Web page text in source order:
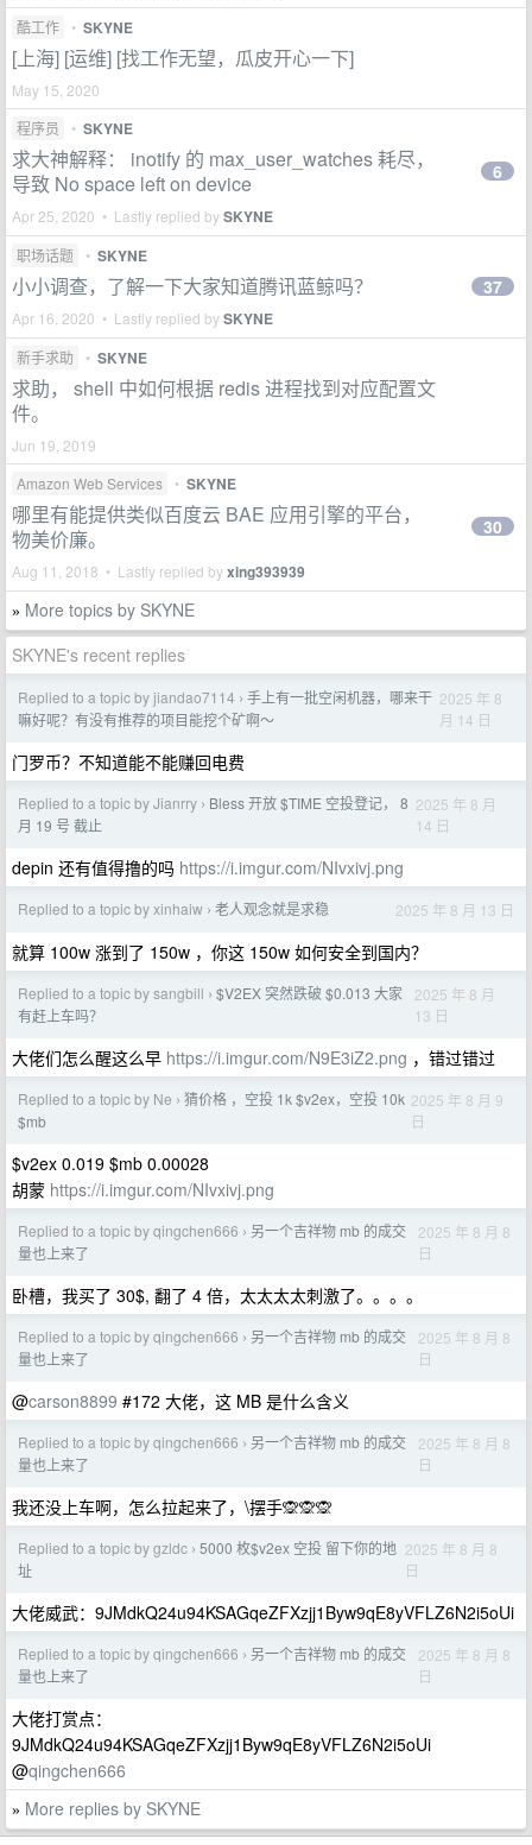
酷工作 • SKYNE
[上海] [运维] [找工作无望，瓜皮开心一下]
May 15, 2020
程序员
• SKYNE
求大神解释： inotify 的 max_user_watches 耗尽，
导致 No space left on device
Apr 25, 2020 • Lastly replied bySKYNE
6
职场话题 • SKYNE
小小调查，了解一下大家知道腾讯蓝鲸吗？
Apr 16, 2020 • Lastly replied bySKYNE
37
新手求助 • SKYNE
求助， shell 中如何根据 redis 进程找到对应配置文
件。
Jun 19, 2019
Amazon Web Services
• SKYNE
哪里有能提供类似百度云 BAE 应用引擎的平台，
物美价廉。
Aug 11, 2018 • Lastly replied byxing393939
30
» More topics by SKYNE
SKYNE's recent replies
Replied to a topic by jiandao7114 › 手上有一批空闲机器，哪来干
嘛好呢？有没有推荐的项目能挖个矿啊～
2025 年 8
月 14 日
门罗币？不知道能不能赚回电费
Replied to a topic by Jianrry › Bless 开放 $TIME 空投登记， 8
月 19 号 截止
2025 年 8 月
14 日
depin 还有值得撸的吗 https://i.imgur.com/NIvxivj.png
Replied to a topic by xinhaiw › 老人观念就是求稳 2025 年 8 月 13 日
就算 100w 涨到了 150w ，你这 150w 如何安全到国内？
Replied to a topic by sangbill › $V2EX 突然跌破 $0.013 大家
有赶上车吗？
2025 年 8 月
13 日
大佬们怎么醒这么早 https://i.imgur.com/N9E3iZ2.png ，错过错过
Replied to a topic by Ne › 猜价格 ，空投 1k $v2ex，空投 10k
$mb
2025 年 8 月 9
日
$v2ex 0.019 $mb 0.00028
胡蒙 https://i.imgur.com/NIvxivj.png
Replied to a topic by qingchen666 › 另一个吉祥物 mb 的成交
量也上来了
2025 年 8 月 8
日
卧槽，我买了 30$, 翻了 4 倍，太太太太刺激了。。。。
Replied to a topic by qingchen666 › 另一个吉祥物 mb 的成交
量也上来了
2025 年 8 月 8
日
@carson8899 #172 大佬，这 MB 是什么含义
Replied to a topic by qingchen666 › 另一个吉祥物 mb 的成交
量也上来了
2025 年 8 月 8
日
我还没上车啊，怎么拉起来了，\摆手🙊🙊🙊
Replied to a topic by gzldc › 5000 枚$v2ex 空投 留下你的地
址
2025 年 8 月 8
日
大佬威武：9JMdkQ24u94KSAGqeZFXzjj1Byw9qE8yVFLZ6N2i5oUi
Replied to a topic by qingchen666 › 另一个吉祥物 mb 的成交
量也上来了
2025 年 8 月 8
日
大佬打赏点：
9JMdkQ24u94KSAGqeZFXzjj1Byw9qE8yVFLZ6N2i5oUi
@qingchen666
» More replies by SKYNE